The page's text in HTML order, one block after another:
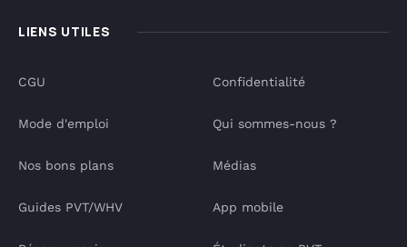
LIENS UTILES
CGU
Mode d'emploi
Nos bons plans
Guides PVT/WHV
Confidentialité
Qui sommes-nous ?
Médias
App mobile